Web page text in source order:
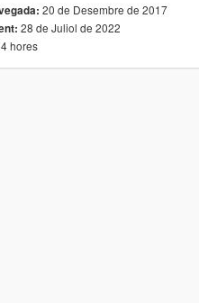
20 de Desembre de 2017
28 de Juliol de 2022
hores